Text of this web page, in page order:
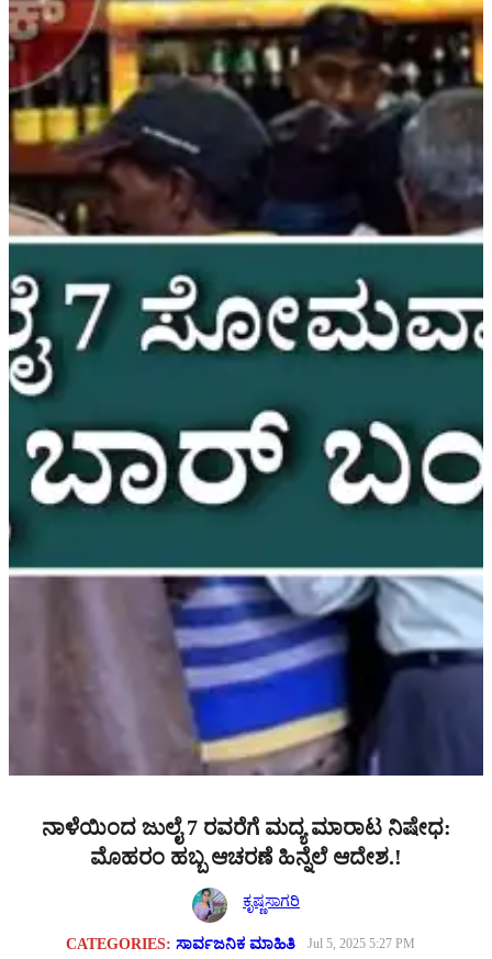
ನಾಳೆಯಿಂದ ಜುಲೈ 7 ರವರೆಗೆ ಮದ್ಯ ಮಾರಾಟ ನಿಷೇಧ:
ಮೊಹರಂ ಹಬ್ಬ ಆಚರಣೆ ಹಿನ್ನೆಲೆ ಆದೇಶ.!
ಕೃಷ್ಣಸಾಗರಿ
CATEGORIES: ಸಾರ್ವಜನಿಕ ಮಾಹಿತಿ Jul 5, 2025 5:27 PM